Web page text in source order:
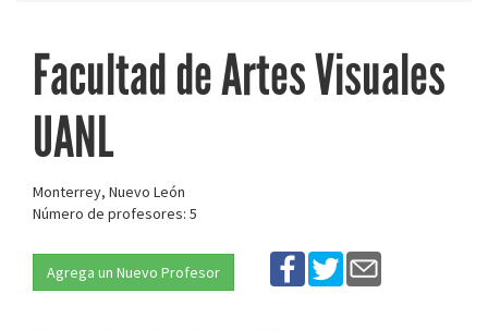
Facultad de Artes Visuales
UANL
Monterrey, Nuevo León
Número de profesores: 5
Agrega un Nuevo Profesor